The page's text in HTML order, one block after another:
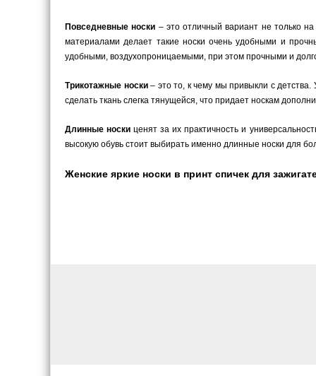
Повседневные носки – это отличный вариант не только
материалами делает такие носки очень удобными и
удобными, воздухопроницаемыми, при этом прочными и
Трикотажные носки– это то, к чему мы привыкли с детства.
сделать ткань слегка тянущейся, что придает носкам
Длинные носки ценят за их практичность и
высокую обувь стоит выбирать именно длинные носки для
Женские яркие носки в принт спичек для